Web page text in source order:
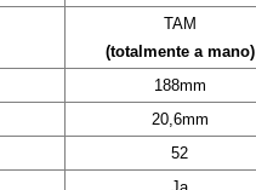
TAM
(totalmente a mano)
188mm
20,6mm
52